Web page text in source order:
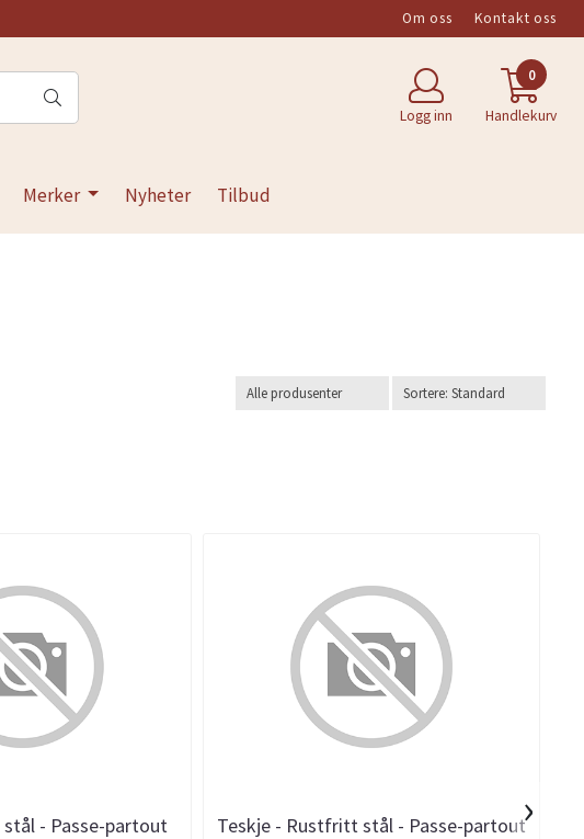
Om oss Kontakt oss
Logg inn
0
Handlekurv
Merker Nyheter Tilbud
- Passe-partout Teskje - Rustfritt stål - Passe-partout›